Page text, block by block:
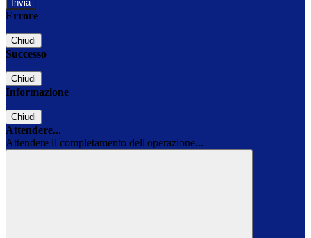
Errore
Chiudi
Successo
Chiudi
Informazione
Chiudi
Attendere...
Attendere il completamento dell'operazione...